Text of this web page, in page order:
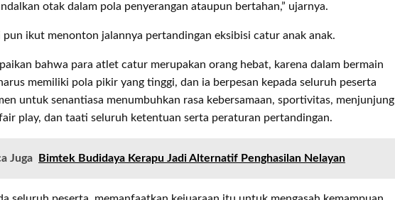
otak dalam pola penyerangan ataupun bertahan,” ujarnya.
pun ikut menonton jalannya pertandingan eksibisi catur anak anak.
bahwa para atlet catur merupakan orang hebat, karena dalam bermain
memiliki pola pikir yang tinggi, dan ia berpesan kepada seluruh peserta
untuk senantiasa menumbuhkan rasa kebersamaan, sportivitas, menjunjung
play, dan taati seluruh ketentuan serta peraturan pertandingan.
Juga Bimtek Budidaya Kerapu Jadi Alternatif Penghasilan Nelayan